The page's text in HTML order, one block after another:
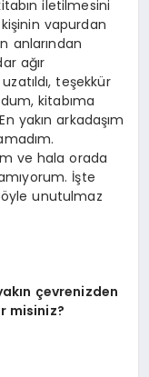
iletilmesini
vapurdan
anlarından
ağır
teşekkür
kitabıma
yakın arkadaşım
ve hala orada
İşte
unutulmaz
çevrenizden
misiniz?